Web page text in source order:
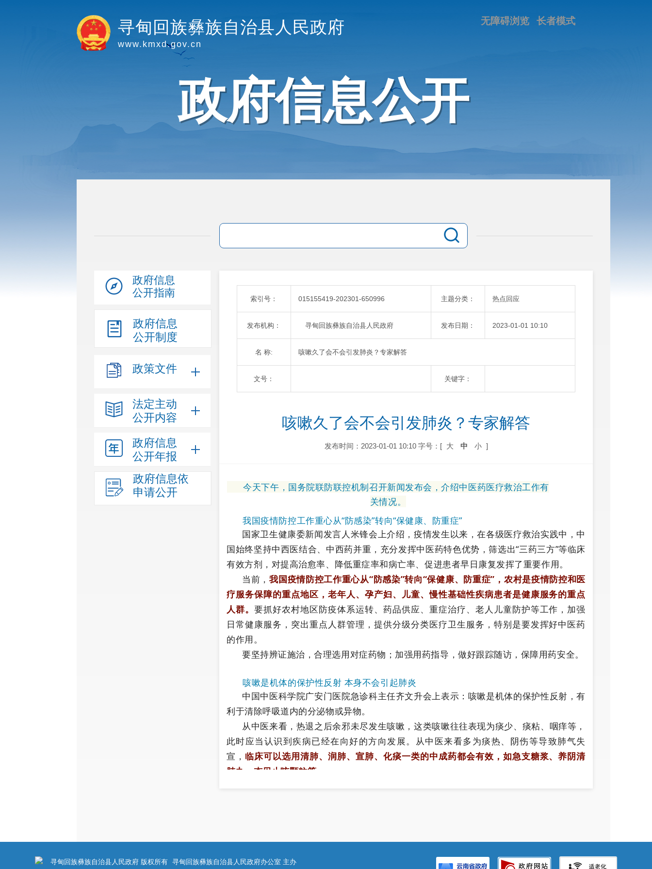
长者模式
无障碍浏览
寻甸回族彝族自治县人民政府
www.kmxd.gov.cn
政府信息公开
政府信息
公开指南
政府信息
公开制度
政策文件
法定主动
公开内容
政府信息
公开年报
政府信息依
申请公开
索引号： 015155419-202301-650996 主题分类： 热点回应
发布机构： 寻甸回族彝族自治县人民政府 发布日期： 2023-01-01 10:10
名 称: 咳嗽久了会不会引发肺炎？专家解答
文号： 关键字：
咳嗽久了会不会引发肺炎？专家解答
发布时间：2023-01-01 10:10 字号：[ 大 中 小 ]
今天下午，国务院联防联控机制召开新闻发布会，介绍中医药医疗救治工作有
关情况。
我国疫情防控工作重心从“防感染”转向“保健康、防重症”
国家卫生健康委新闻发言人米锋会上介绍，疫情发生以来，在各级医疗救治实践中，中
国始终坚持中西医结合、中西药并重，充分发挥中医药特色优势，筛选出“三药三方”等临床
有效方剂，对提高治愈率、降低重症率和病亡率、促进患者早日康复发挥了重要作用。
当前，我国疫情防控工作重心从“防感染”转向“保健康、防重症”，农村是疫情防控和医
疗服务保障的重点地区，老年人、孕产妇、儿童、慢性基础性疾病患者是健康服务的重点
人群。 要抓好农村地区防疫体系运转、药品供应、重症治疗、老人儿童防护等工作，加强
日常健康服务，突出重点人群管理，提供分级分类医疗卫生服务，特别是要发挥好中医药
的作用。
要坚持辨证施治，合理选用对症药物；加强用药指导，做好跟踪随访，保障用药安全。
咳嗽是机体的保护性反射 本身不会引起肺炎
中国中医科学院广安门医院急诊科主任齐文升会上表示：咳嗽是机体的保护性反射，有
利于清除呼吸道内的分泌物或异物。
从中医来看，热退之后余邪未尽发生咳嗽，这类咳嗽往往表现为痰少、痰粘、咽痒等，
此时应当认识到疾病已经在向好的方向发展。从中医来看多为痰热、阴伤等导致肺气失
宣， 临床可以选用清肺、润肺、宣肺、化痰一类的中成药都会有效，如急支糖浆、养阴清
肺丸、杏贝止咳颗粒等。
寻甸回族彝族自治县人民政府 版权所有 寻甸回族彝族自治县人民政府办公室 主办